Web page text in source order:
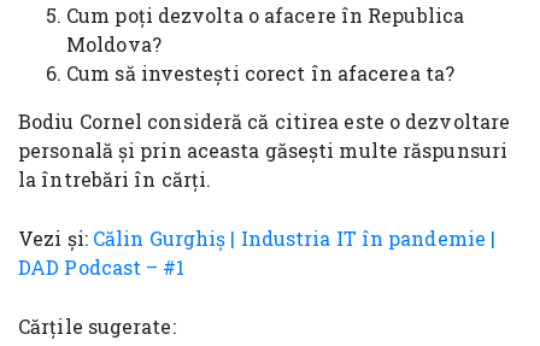
Cum poți dezvolta o afacere în Republica
Moldova?
Cum să investești corect în afacerea ta?
Bodiu Cornel consideră că citirea este o dezvoltare
personală și prin aceasta găsești multe răspunsuri
la întrebări în cărți.
Vezi și: Călin Gurghiș | Industria IT în pandemie |
DAD Podcast – #1
Cărțile sugerate: